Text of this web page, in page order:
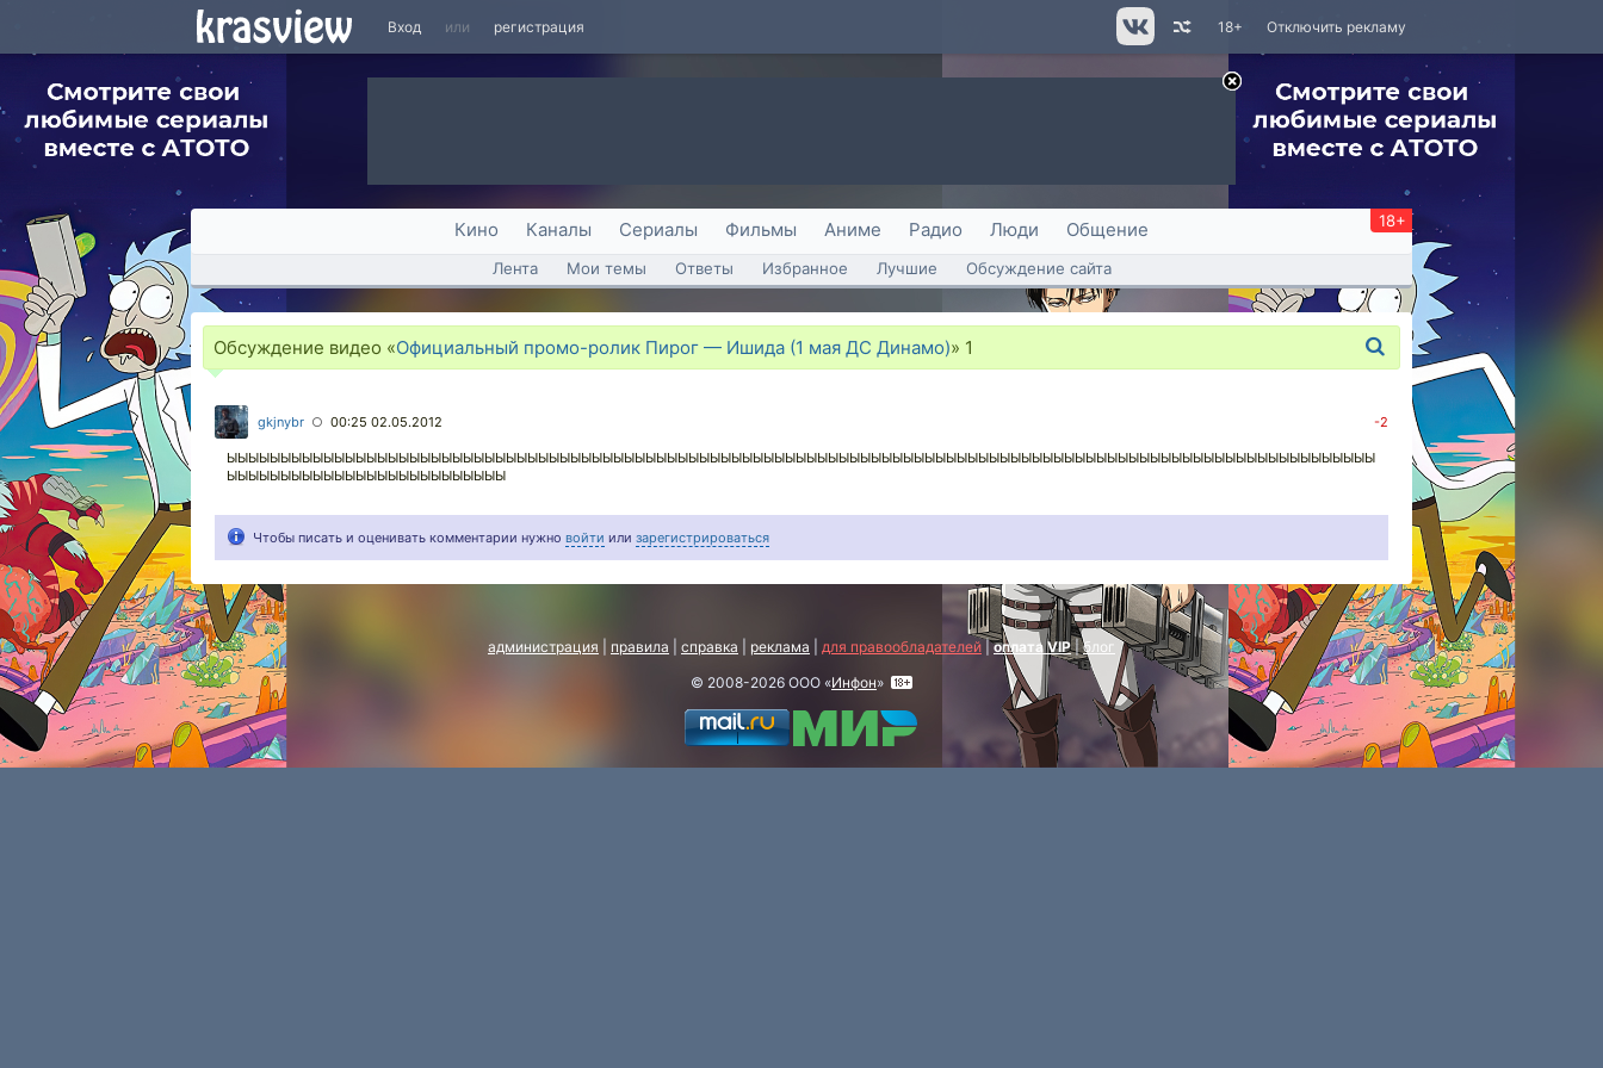
Вход или регистрация Отключить рекламу
18+
Кино Каналы Сериалы Фильмы Аниме Радио Люди Общение 18+
Лента Мои темы Ответы Избранное Лучшие Обсуждение сайта
Обсуждение видео «Официальный промо-ролик Пирог — Ишида (1 мая ДС Динамо)» 1
gkjnybr ○ 00:25 02.05.2012 -2
ЫЫЫЫЫЫЫЫЫЫЫЫЫЫЫЫЫЫЫЫЫЫЫЫЫЫЫЫЫЫЫЫЫЫЫЫЫЫЫЫЫЫЫЫЫЫЫЫЫЫЫЫЫЫЫЫЫЫЫЫЫЫЫЫЫЫЫЫЫЫЫЫЫЫЫЫЫЫЫЫЫЫЫЫЫЫЫЫЫЫЫЫЫЫЫЫЫЫЫЫЫЫЫЫЫЫЫ
ЫЫЫЫЫЫЫЫЫЫЫЫЫЫЫЫЫЫЫЫЫЫЫЫЫЫ
Чтобы писать и оценивать комментарии нужно войти или зарегистрироваться
администрация правила справка реклама для правообладателей |оплата VIP|блог
© 2008-2026 ООО «Инфон»